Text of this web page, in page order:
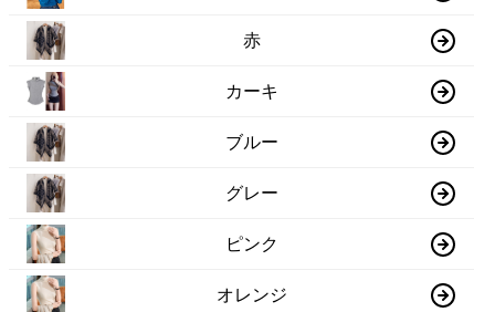
赤
カーキ
ブルー
グレー
ピンク
オレンジ